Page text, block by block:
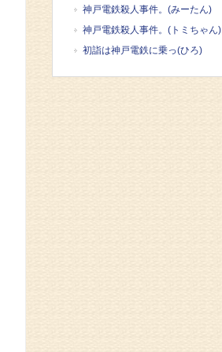
神戸電鉄殺人事件。(みーたん)
神戸電鉄殺人事件。(トミちゃん)
初詣は神戸電鉄に乗っ(ひろ)